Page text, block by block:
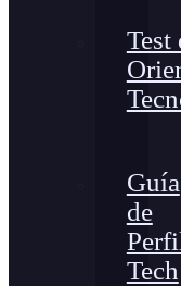
Test
Guía
de
Tech